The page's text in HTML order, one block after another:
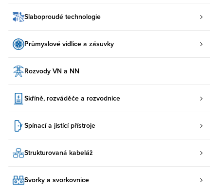
Slaboproudé technologie
Průmyslové vidlice a zásuvky
Rozvody VN a NN
Skříně, rozváděče a rozvodnice
Spínací a jistící přístroje
Strukturovaná kabeláž
Svorky a svorkovnice